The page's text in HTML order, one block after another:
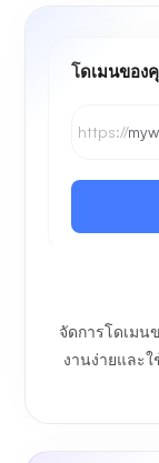
โดเมนของ
https://
จัดการโดเมน
งานง่ายและ